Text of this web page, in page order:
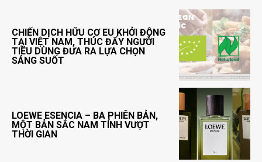
CHIẾN DỊCH HỮU CƠ EU KHỞI ĐỘNG
TẠI VIỆT NAM, THÚC ĐẨY NGƯỜI
TIÊU DÙNG ĐƯA RA LỰA CHỌN
SÁNG SUỐT
LOEWE ESENCIA – BA PHIÊN BẢN,
MỘT BẢN SẮC NAM TÍNH VƯỢT
THỜI GIAN